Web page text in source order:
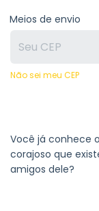
Meios de envio
Não sei meu CEP
Você já conhece
corajoso que
amigos dele?